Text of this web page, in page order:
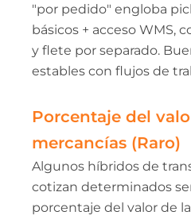
"por pedido" engloba
básicos + acceso WMS,
y flete por separado.
estables con flujos de
Porcentaje del
mercancías (Raro)
Algunos híbridos de
cotizan determinados
porcentaje del valor de